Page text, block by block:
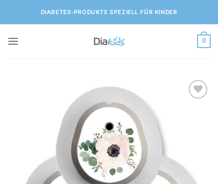
DIABETES-PRODUKTE SPEZIELL FÜR KINDER
0